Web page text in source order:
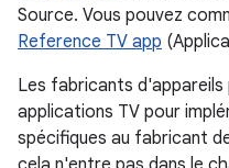
Source. Vous pouvez
Reference TV app
Les fabricants
applications TV pour
spécifiques au fabricant